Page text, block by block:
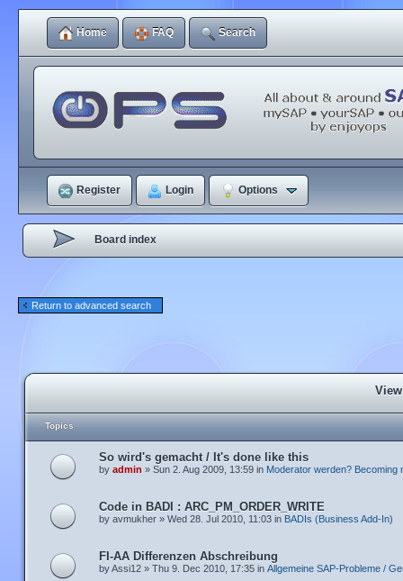
Home FAQ Search
Register Login Options
Board index
Return to advanced search
Topics
So wird's gemacht / It's done like this
by admin » Sun 2. Aug 2009, 13:59 in Moderator werden? Becoming
Code in BADI : ARC_PM_ORDER_WRITE
by avmukher » Wed 28. Jul 2010, 11:03 in BADIs (Business Add-In)
FI-AA Differenzen Abschreibung
by Assi12 » Thu 9. Dec 2010, 17:35 in Allgemeine SAP-Probleme /